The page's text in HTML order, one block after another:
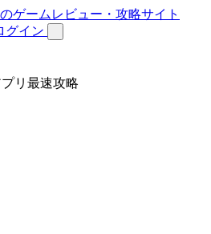
グイン
リ最速攻略